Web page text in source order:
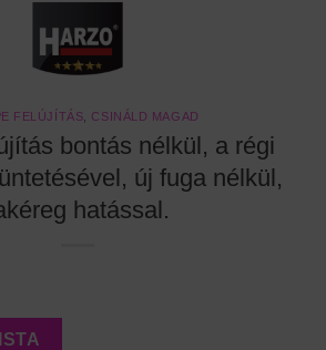
FELÚJÍTÁS CSINÁLD MAGAD
bontás nélkül, a régi
új fuga nélkül,
hatással.